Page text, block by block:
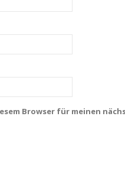
Browser für meinen